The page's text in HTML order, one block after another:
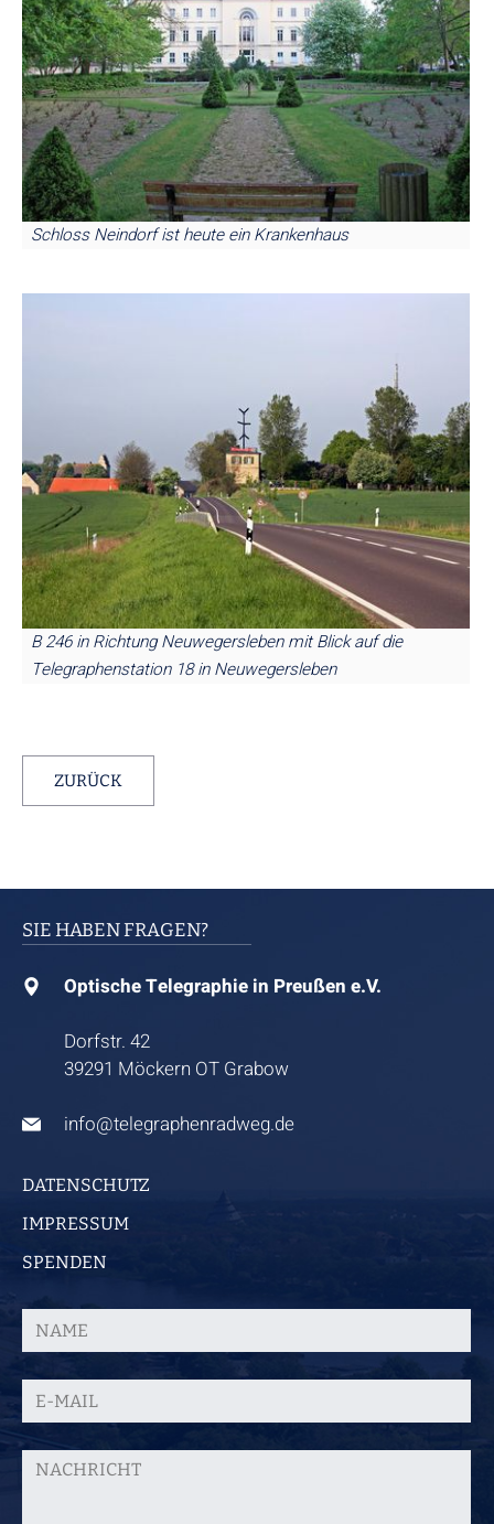
Schloss Neindorf ist heute ein Krankenhaus
B 246 in Richtung Neuwegersleben mit Blick auf die
Telegraphenstation 18 in Neuwegersleben
ZURÜCK
SIE HABEN FRAGEN?
Optische Telegraphie in Preußen e.V.
Dorfstr. 42
39291 Möckern OT Grabow
info@telegraphenradweg.de
DATENSCHUTZ
IMPRESSUM
SPENDEN